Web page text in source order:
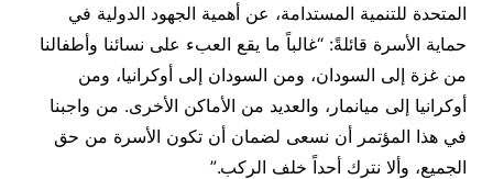
المتحدة للتنمية المستدامة، عن أهمية الجهود الدولية في
حماية الأسرة قائلةً: “غالباً ما يقع العبء على نسائنا وأطفالنا
من غزة إلى السودان، ومن السودان إلى أوكرانيا، ومن
أوكرانيا إلى ميانمار، والعديد من الأماكن الأخرى. من واجبنا
في هذا المؤتمر أن نسعى لضمان أن تكون الأسرة من حق
الجميع، وألا نترك أحداً خلف الركب.”